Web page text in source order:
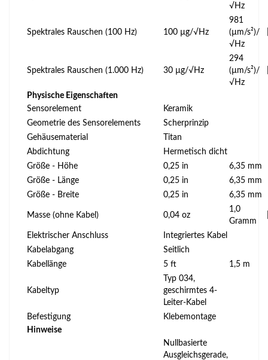
√Hz
Spektrales Rauschen (100 Hz) 100 µg/√Hz
981
(µm/s²)/
√Hz
Spektrales Rauschen (1.000 Hz) 30 µg/√Hz
294
(µm/s²)/
√Hz
Physische Eigenschaften
Sensorelement
Keramik
Geometrie des Sensorelements
Scherprinzip
Gehäusematerial
Titan
Abdichtung
Hermetisch dicht
Größe - Höhe
0,25 in
6,35 mm
Größe - Länge
0,25 in
6,35 mm
Größe - Breite
0,25 in 6,35 mm
Masse (ohne Kabel) 0,04 oz
1,0
Gramm
Elektrischer Anschluss
Integriertes Kabel
Kabelabgang
Seitlich
Kabellänge
5 ft 1,5 m
Kabeltyp
Typ 034,
geschirmtes 4-
Leiter-Kabel
Befestigung
Klebemontage
Hinweise
Nullbasierte
Ausgleichsgerade,